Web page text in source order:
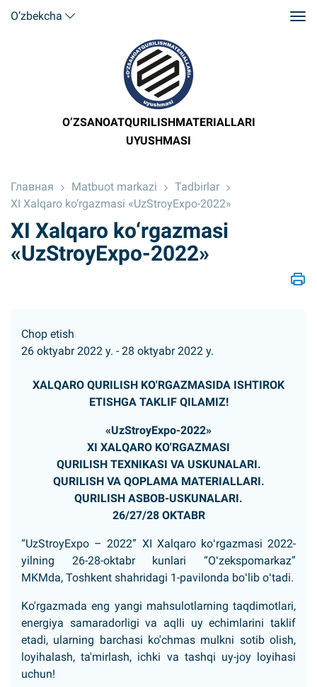
O’zbekcha
O’ZSANOATQURILISHMATERIALLARI
UYUSHMASI
Главная Matbuot markazi
Tadbirlar
XI Xalqaro ko‘rgazmasi «UzStroyExpo-2022»
XI Xalqaro ko‘rgazmasi
«UzStroyExpo-2022»
Chop etish
26 oktyabr 2022 y. - 28 oktyabr 2022 y.
XALQARO QURILISH KO'RGAZMASIDA ISHTIROK
ETISHGA TAKLIF QILAMIZ!
«UzStroyExpo-2022»
XI ХALQARO KO'RGAZMASI
QURILISH TEXNIKASI VA USKUNALARI.
QURILISH VA QOPLAMA MATERIALLARI.
QURILISH ASBOB-USKUNALARI.
26/27/28 OKTABR
“UzStroyExpo – 2022” XI Xalqaro koʻrgazmasi 2022-
yilning 26-28-oktabr kunlari “Oʻzekspomarkaz”
MKMda, Toshkent shahridagi 1-pavilonda boʻlib oʻtadi.
Ko'rgazmada eng yangi mahsulotlarning taqdimotlari,
energiya samaradorligi va aqlli uy echimlarini taklif
etadi, ularning barchasi ko'chmas mulkni sotib olish,
loyihalash, ta'mirlash, ichki va tashqi uy-joy loyihasi
uchun!